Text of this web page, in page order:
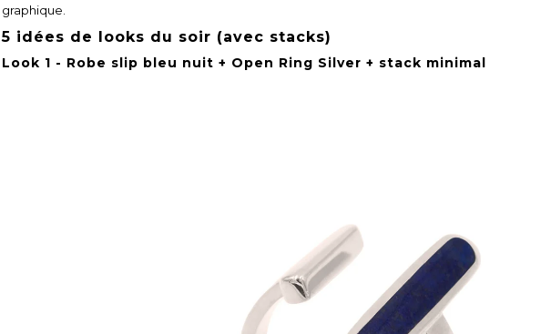
graphique.
5 idées de looks du soir (avec stacks)
Look 1 - Robe slip bleu nuit + Open Ring Silver + stack minimal